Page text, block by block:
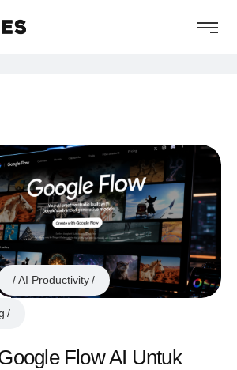
AI Productivity
Flow AI Untuk